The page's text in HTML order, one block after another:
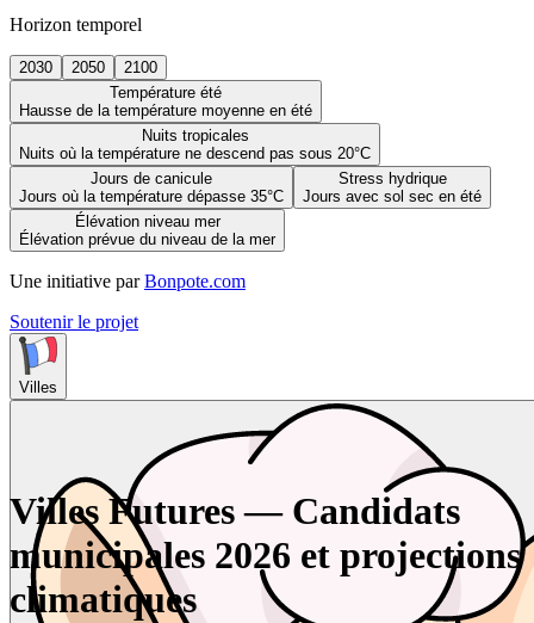
Horizon temporel
2030 2050
2100
Température été
Hausse de la température moyenne en été
Nuits tropicales
Nuits où la température ne descend pas sous 20°C
Jours de canicule
Jours où la température dépasse 35°C
Stress hydrique
Jours avec sol sec en été
Élévation niveau mer
Élévation prévue du niveau de la mer
Une initiative par Bonpote.com
Soutenir le projet
Villes
Villes Futures — Candidats
municipales 2026 et projections
climatiques